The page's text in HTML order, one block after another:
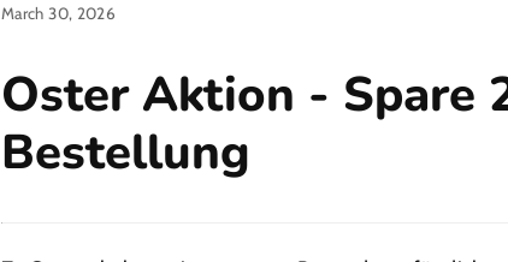
March 30, 2026
Oster Aktion - Spare
Bestellung